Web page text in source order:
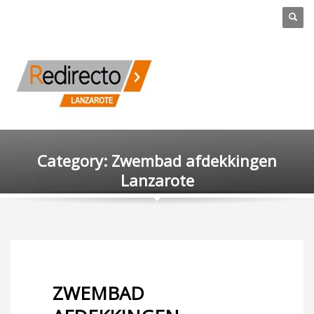
Category: Zwembad afdekkingen
Lanzarote
ZWEMBAD